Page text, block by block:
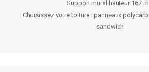
Support mural hauteur 167
Choisissez votre toiture : panneaux
sandwich